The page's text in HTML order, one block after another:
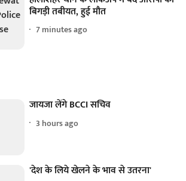
बिगड़ी तबीयत, हुई मौत
7 minutes ago
जायजा लेंगे BCCI सचिव
3 hours ago
'देश के लिये खेलने के भाव से उतरना'